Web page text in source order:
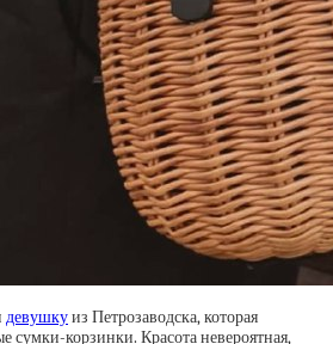
девушкуиз Петрозаводска, которая
сумки-корзинки. Красота невероятная,